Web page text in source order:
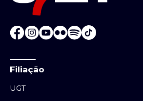
Filiação
UGT